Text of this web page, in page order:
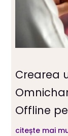
Crearea
Offline
citește mai